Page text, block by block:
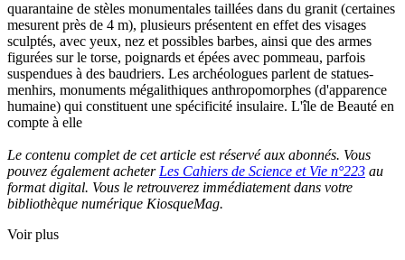
quarantaine de stèles monumentales taillées dans du granit (certaines
mesurent près de 4 m), plusieurs présentent en effet des visages
sculptés, avec yeux, nez et possibles barbes, ainsi que des armes
figurées sur le torse, poignards et épées avec pommeau, parfois
suspendues à des baudriers. Les archéologues parlent de statues-
menhirs, monuments mégalithiques anthropomorphes (d'apparence
humaine) qui constituent une spécificité insulaire. L'île de Beauté en
compte à elle
Le contenu complet de cet article est réservé aux abonnés. Vous
pouvez également acheterLes Cahiers de Science et Vie n°223 au
format digital. Vous le retrouverez immédiatement dans votre
bibliothèque numérique KiosqueMag.
Voir plus